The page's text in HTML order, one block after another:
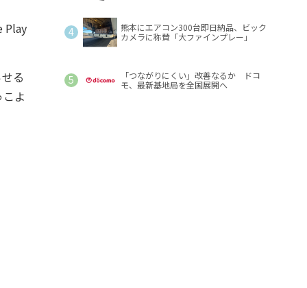
Play
る
よ
熊本にエアコン300台即日納品、ビック
カメラに称賛「大ファインプレー」
「つながりにくい」改善なるか ドコ
モ、最新基地局を全国展開へ